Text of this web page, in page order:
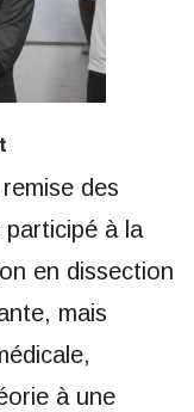
des
à la
en dissection
mais
à une